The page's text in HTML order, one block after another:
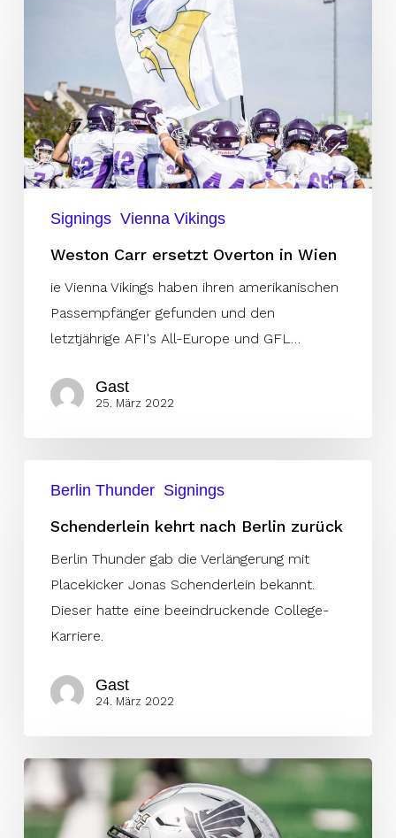
Overton
in
Wien
Signings Vienna Vikings
Weston Carr ersetzt Overton in Wien
ie Vienna Vikings haben ihren amerikanischen
Passempfänger gefunden und den
letztjährige AFI's All-Europe und GFL…
Gast
25. März 2022
kehrt
nach
zurück
Berlin Thunder Signings
Schenderlein kehrt nach Berlin zurück
Berlin Thunder gab die Verlängerung mit
Placekicker Jonas Schenderlein bekannt.
Dieser hatte eine beeindruckende College-
Karriere.
Gast
24. März 2022
Habetin
führt
Tiroler